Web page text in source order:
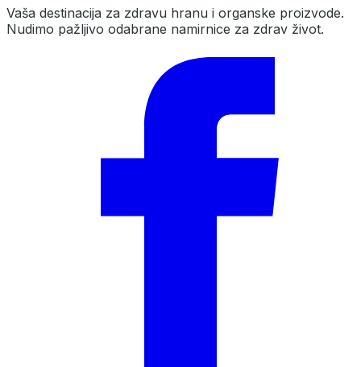
Vaša destinacija za zdravu hranu i organske proizvode.
Nudimo pažljivo odabrane namirnice za zdrav život.